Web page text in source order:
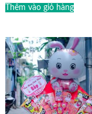
Thêm vào giỏ hàng